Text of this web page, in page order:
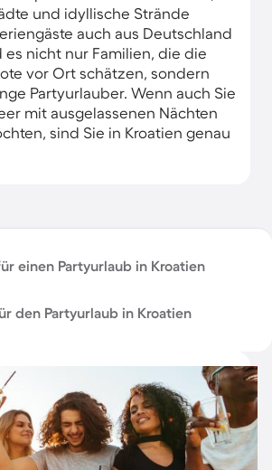
und idyllische Strände
auch aus Deutschland
es nicht nur Familien, die die
vor Ort schätzen, sondern
Partyurlauber. Wenn auch Sie
mit ausgelassenen Nächten
sind Sie in Kroatien genau
einen Partyurlaub in Kroatien
den Partyurlaub in Kroatien